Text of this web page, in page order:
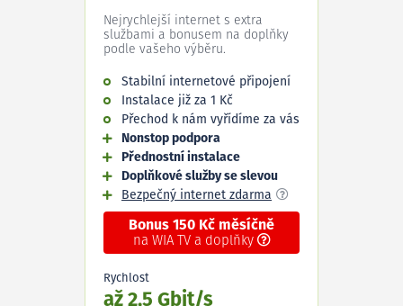
Nejrychlejší internet s extra
službami a bonusem na doplňky
podle vašeho výběru.
Stabilní internetové připojení
Instalace již za 1 Kč
Přechod k nám vyřídíme za vás
Nonstop podpora
Přednostní instalace
Doplňkové služby se slevou
Bezpečný internet zdarma
Bonus 150 Kč měsíčně
na WIA TV a doplňky
Rychlost
až 2,5 Gbit/s